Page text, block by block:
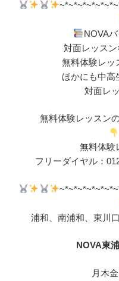
NOVA
対面レッス
無料体験レッ
ほかにも中高
対面レ
無料体験レッスン
無料体験
フリーダイヤル：
浦和、南浦和、東川
NOVA東
月木